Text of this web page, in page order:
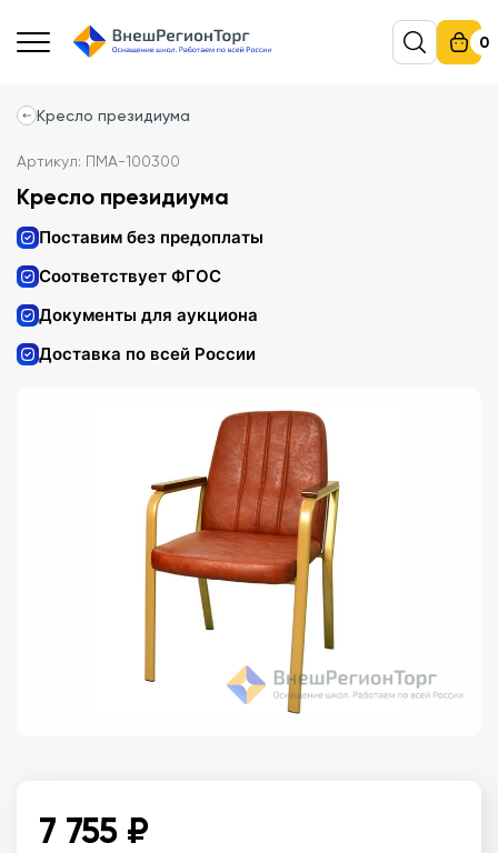
0
Кресло президиума
Артикул: ПМА-100300
Кресло президиума
Поставим без предоплаты
Соответствует ФГОС
Документы для аукциона
Доставка по всей России
7 755 ₽